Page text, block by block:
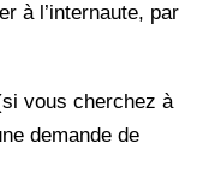
à l’internaute, par
vous cherchez à
demande de